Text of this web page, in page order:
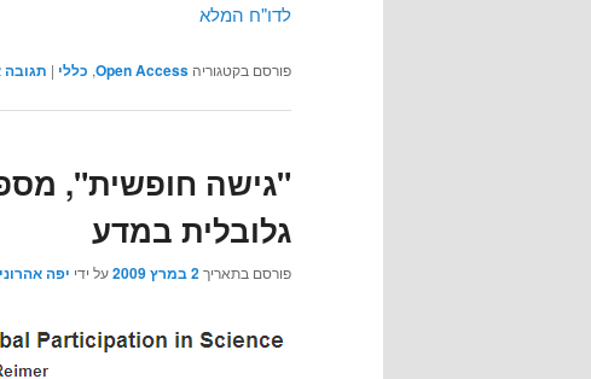
לדו"ח המלא
פורסם בקטגוריה Open Access
, כללי | תגובה
"גישה חופשית",
גלובלית במדע
פורסם בתאריך2 במרץ 2009 על ידי יפה